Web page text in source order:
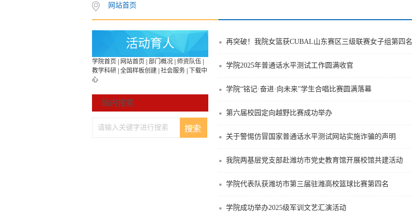
网站首页
活动育人
学院首页 网站首页 部门概况 师资队伍
教学科研 全国样板创建 社会服务
下载中
心
站内搜索
再突破！我院女篮获CUBAL山东赛区三级联赛女子组第四名
学院2025年普通话水平测试工作圆满收官
学院“铭记·奋进·向未来”学生合唱比赛圆满落幕
第六届校园定向越野比赛成功举办
关于警惕仿冒国家普通话水平测试网站实施诈骗的声明
我院两基层党支部赴潍坊市党史教育馆开展校馆共建活动
学院代表队获潍坊市第三届驻潍高校篮球比赛第四名
学院成功举办2025级军训文艺汇演活动